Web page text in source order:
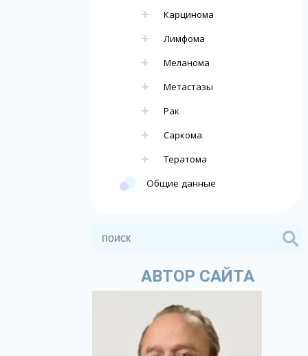
Карцинома
Лимфома
Меланома
Метастазы
Рак
Саркома
Тератома
Общие данные
АВТОР САЙТА